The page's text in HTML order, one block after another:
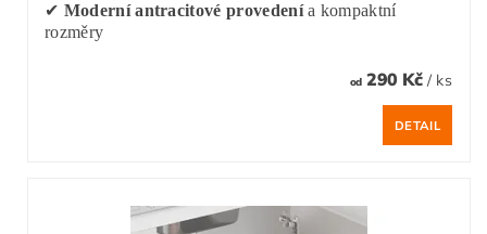
✔ Moderní antracitové provedenía kompaktní
rozměry
od290 Kč / ks
DETAIL